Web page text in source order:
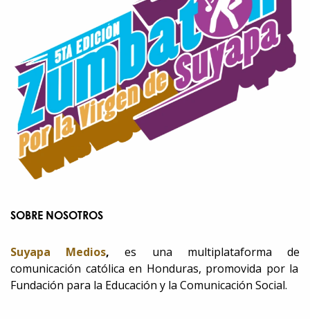
SOBRE NOSOTROS
Suyapa Medios, es una multiplataforma de
comunicación católica en Honduras, promovida por la
Fundación para la Educación y la Comunicación Social.